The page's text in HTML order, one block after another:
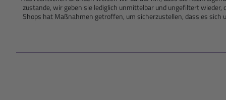
zustande, wir geben sie lediglich unmittelbar und ungefiltert
Shops hat Maßnahmen getroffen, um sicherzustellen, dass es sich